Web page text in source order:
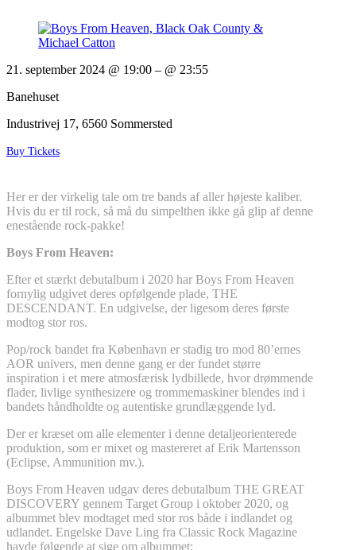
21. september 2024 @ 19:00 – @ 23:55
Banehuset
Industrivej 17, 6560 Sommersted
Buy Tickets
Her er der virkelig tale om tre bands af aller højeste kaliber.
Hvis du er til rock, så må du simpelthen ikke gå glip af denne
enestående rock-pakke!
Boys From Heaven:
Efter et stærkt debutalbum i 2020 har Boys From Heaven
fornylig udgivet deres opfølgende plade, THE
DESCENDANT. En udgivelse, der ligesom deres første
modtog stor ros.
Pop/rock bandet fra København er stadig tro mod 80’ernes
AOR univers, men denne gang er der fundet større
inspiration i et mere atmosfærisk lydbillede, hvor drømmende
flader, livlige synthesizere og trommemaskiner blendes ind i
bandets håndholdte og autentiske grundlæggende lyd.
Der er kræset om alle elementer i denne detaljeorienterede
produktion, som er mixet og mastereret af Erik Martensson
(Eclipse, Ammunition mv.).
Boys From Heaven udgav deres debutalbum THE GREAT
DISCOVERY gennem Target Group i oktober 2020, og
albummet blev modtaget med stor ros både i indlandet og
udlandet. Engelske Dave Ling fra Classic Rock Magazine
havde følgende at sige om albummet: